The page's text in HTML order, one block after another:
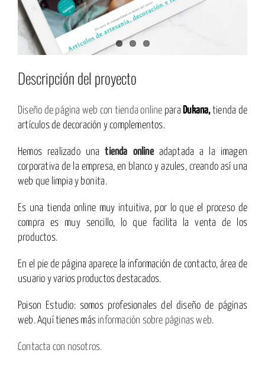
Descripción del proyecto
Diseño de página web con tienda online para Dukana,tienda de
artículos de decoración y complementos.
Hemos realizado unatienda onlineadaptada a la imagen
corporativa de la empresa, en blanco y azules, creando así una
web que limpia y bonita.
Es una tienda online muy intuitiva, por lo que el proceso de
compra es muy sencillo, lo que facilita la venta de los
productos.
En el pie de página aparece la información de contacto, área de
usuario y varios productos destacados.
Poison Estudio: somos profesionales del diseño de páginas
web. Aquí tienes más información sobre páginas web.
Contacta con nosotros.